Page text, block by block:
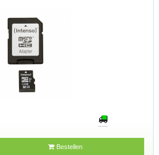
Bestellen